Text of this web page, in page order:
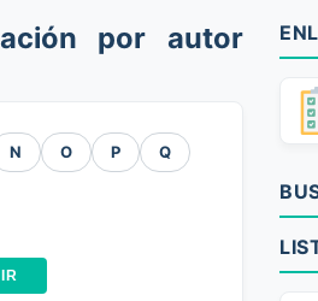
por autor
N O P Q